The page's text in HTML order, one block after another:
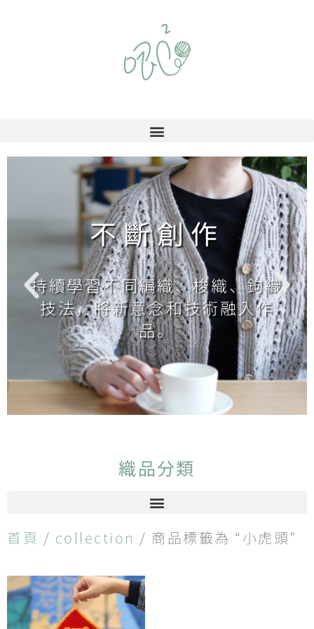
不斷創作
持續學習不同編織、梭織、鉤織
技法，將新意念和技術融入作
品。
織品分類
首頁 / collection / 商品標籤為 “小虎頭”